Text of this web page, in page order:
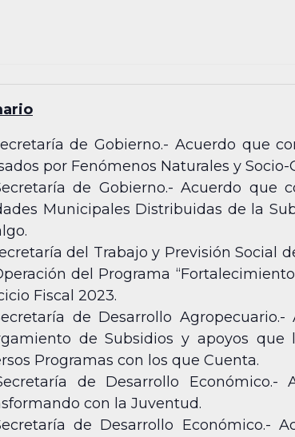
de Gobierno.- Acuerdo que
por Fenómenos Naturales y Socio-
de Gobierno.- Acuerdo que
Municipales Distribuidas de la
del Trabajo y Previsión Social
del Programa
Fiscal 2023.
de Desarrollo
de Subsidios y apoyos
Programas con los que Cuenta.
de Desarrollo
con la Juventud.
de Desarrollo Económico.-